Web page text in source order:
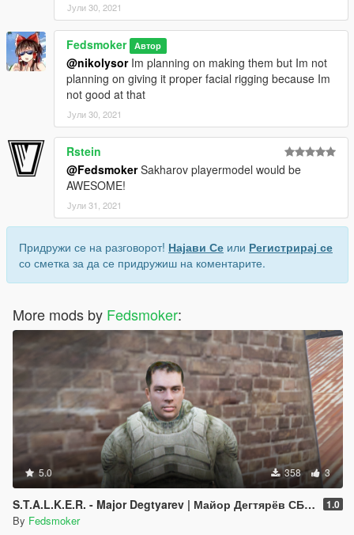
Јули 30, 2021
Fedsmoker Автор
@nikolysorIm planning on making them but Im not
planning on giving it proper facial rigging because Im
not good at that
Јули 30, 2021
Rstein
@FedsmokerSakharov playermodel would be
AWESOME!
Јули 31, 2021
Придружи се на разговорот! Најави Се или Регистрирај се
со сметка за да се придружиш на коментарите.
More mods by Fedsmoker:
5.0 358 3
S.T.A.L.K.E.R. - Major Degtyarev | Майор Дегтярёв СБУ [Addon-Ped] 1.0
By Fedsmoker